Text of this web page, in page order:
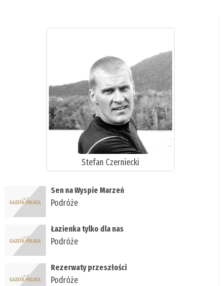
Stefan Czerniecki
Sen na Wyspie Marzeń
Podróże
Łazienka tylko dla nas
Podróże
Rezerwaty przeszłości
Podróże